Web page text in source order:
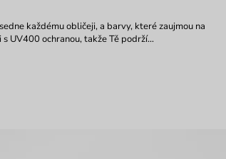
každému obličeji, a barvy, které zaujmou na
UV400 ochranou, takže Tě podrží…